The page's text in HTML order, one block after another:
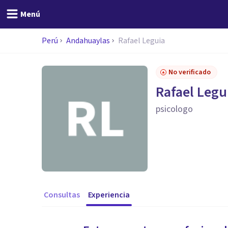
Menú
Perú Andahuaylas Rafael Leguia
No verificado
Rafael
psicologo
Consultas Experiencia